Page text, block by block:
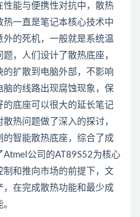
能与便携性对抗中，散热
一直是笔记本核心技术中
的死机，一般就是系统温
，人们设计了散热底座，
扩散到电脑外部，不影响
的线路出现腐蚀现象，保
底座可以很大的延长笔记
热问题做了深入的探讨，
智能散热底座，综合了成
公司的AT89S52为核心
和推向市场的前提下，文
在完成散热功能和最少成